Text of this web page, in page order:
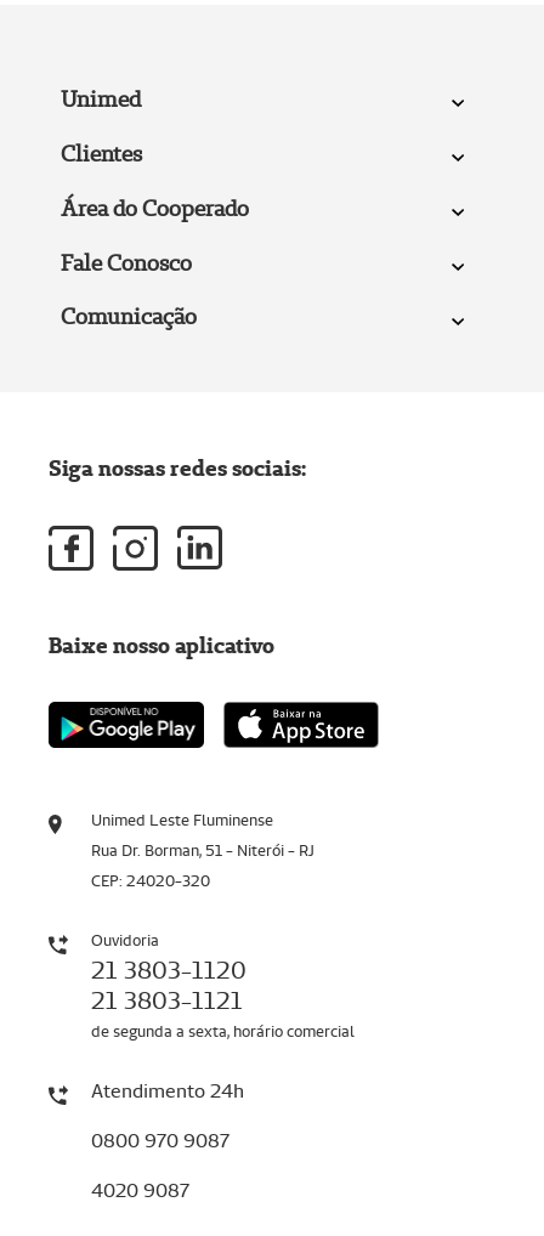
Unimed
Clientes
Área do Cooperado
Fale Conosco
Comunicação
Unimed Leste Fluminense
Rua Dr. Borman, 51 - Niterói - RJ
CEP: 24020-320
Ouvidoria
21 3803-1120
21 3803-1121
de segunda a sexta, horário comercial
Atendimento 24h
0800 970 9087
4020 9087
Siga nossas redes sociais:
Baixe nosso aplicativo